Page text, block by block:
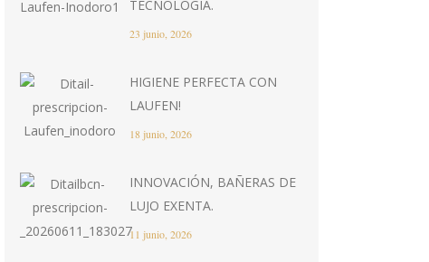
TECNOLOGÍA.
23 junio, 2026
HIGIENE PERFECTA CON
LAUFEN!
18 junio, 2026
INNOVACIÓN, BAÑERAS DE
LUJO EXENTA.
11 junio, 2026